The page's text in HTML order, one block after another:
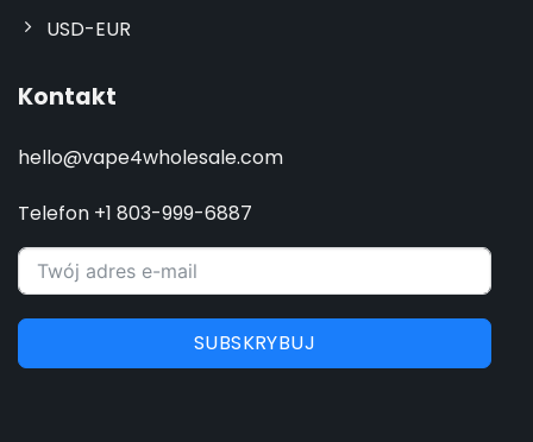
USD-EUR
Kontakt
hello@vape4wholesale.com
Telefon +1 803-999-6887
SUBSKRYBUJ